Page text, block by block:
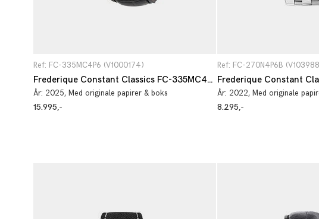
Ref: FC-335MC4P6 (V1000174)
Frederique Constant Classics FC-335MC4P6
År: 2025, Med originale papirer & boks
15.995,-
Ref: FC-270N4P6B
År: 2022, Med originale
8.295,-